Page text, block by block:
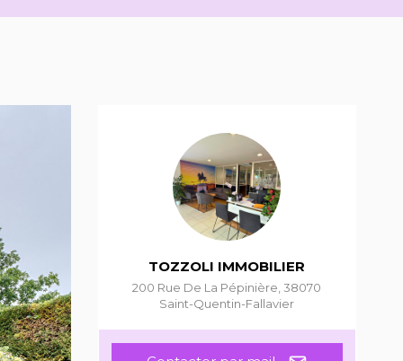
TOZZOLI IMMOBILIER
200 Rue De La Pépinière ,38070
Saint-Quentin-Fallavier